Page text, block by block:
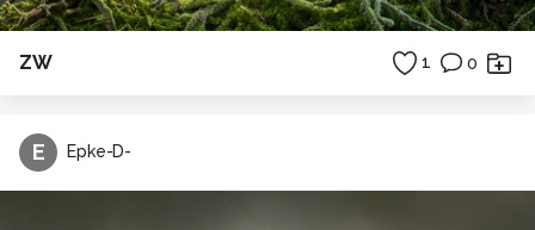
ZW 1 0
E Epke-D-